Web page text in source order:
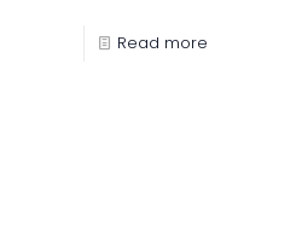
Read more